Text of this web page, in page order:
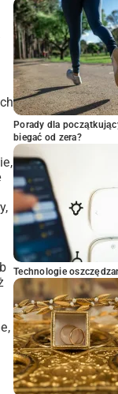
Porady dla
biegać od zera?
Technologie